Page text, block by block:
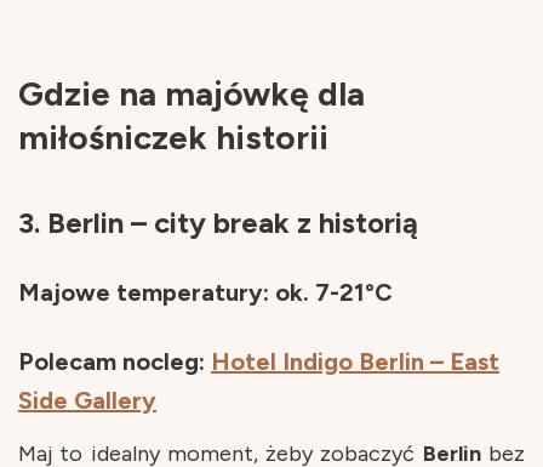
Gdzie na majówkę dla
miłośniczek historii
3. Berlin – city break z historią
Majowe temperatury: ok. 7-21°C
Polecam nocleg: Hotel Indigo Berlin – East
Side Gallery
Maj to idealny moment, żeby zobaczyć Berlinbez